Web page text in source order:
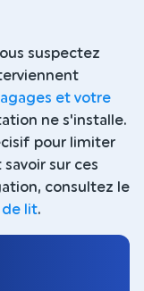
suspectez
et votre
ne s'installe.
pour limiter
sur ces
consultez le
de lit.